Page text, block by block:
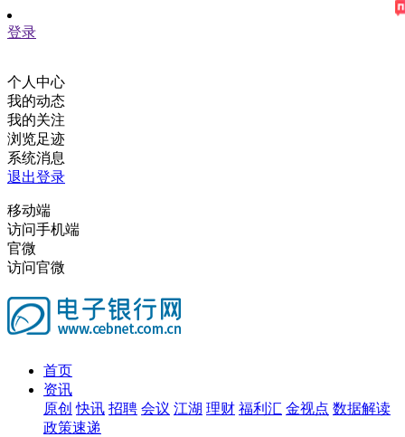
登录
个人中心
我的动态
我的关注
浏览足迹
系统消息
退出登录
移动端
访问手机端
官微
访问官微
首页
资讯
原创 快讯 招聘 会议 江湖 理财 福利汇 金视点 数据解读
政策速递